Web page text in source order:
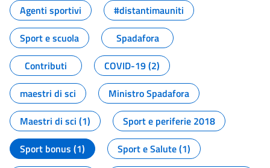
Agenti sportivi
#distantimauniti
Sport e scuola
Spadafora
Contributi
COVID-19 (2)
maestri di sci
Ministro Spadafora
Maestri di sci (1)
Sport e periferie 2018
Sport bonus (1)
Sport e Salute (1)